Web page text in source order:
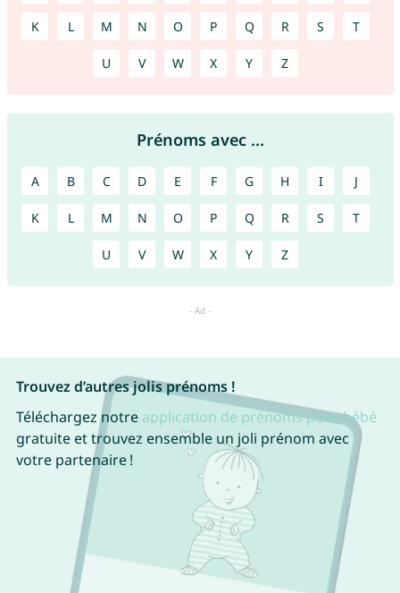
K L M N O P Q R S T
U V W X Y Z
Prénoms avec ...
A B C D E F G H I J
K L M N O P Q R S T
U V W X Y Z
Trouvez d’autres jolis prénoms !
Téléchargez notre application de prénoms pour bébé
gratuite et trouvez ensemble un joli prénom avec
votre partenaire !